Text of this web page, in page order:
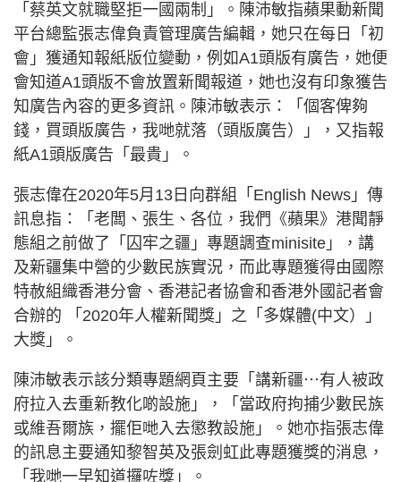
「蔡英文就職堅拒一國兩制」。陳沛敏指蘋果動新聞
平台總監張志偉負責管理廣告編輯，她只在每日「初
會」獲通知報紙版位變動，例如A1頭版有廣告，她便
會知道A1頭版不會放置新聞報道，她也沒有印象獲告
知廣告內容的更多資訊。陳沛敏表示：「個客俾夠
錢，買頭版廣告，我哋就落（頭版廣告）」，又指報
紙A1頭版廣告「最貴」。
張志偉在2020年5月13日向群組「English News」傳
訊息指：「老闆、張生、各位，我們《蘋果》港聞靜
態組之前做了「囚牢之疆」專題調查minisite」，講
及新疆集中營的少數民族實況，而此專題獲得由國際
特赦組織香港分會、香港記者協會和香港外國記者會
合辦的 「2020年人權新聞獎」之「多媒體(中文）」
大獎」。
陳沛敏表示該分類專題網頁主要「講新疆⋯有人被政
府拉入去重新教化啲設施」，「當政府拘捕少數民族
或維吾爾族，擺佢哋入去懲教設施」。她亦指張志偉
的訊息主要通知黎智英及張劍虹此專題獲獎的消息，
「我哋一早知道攞咗獎」。